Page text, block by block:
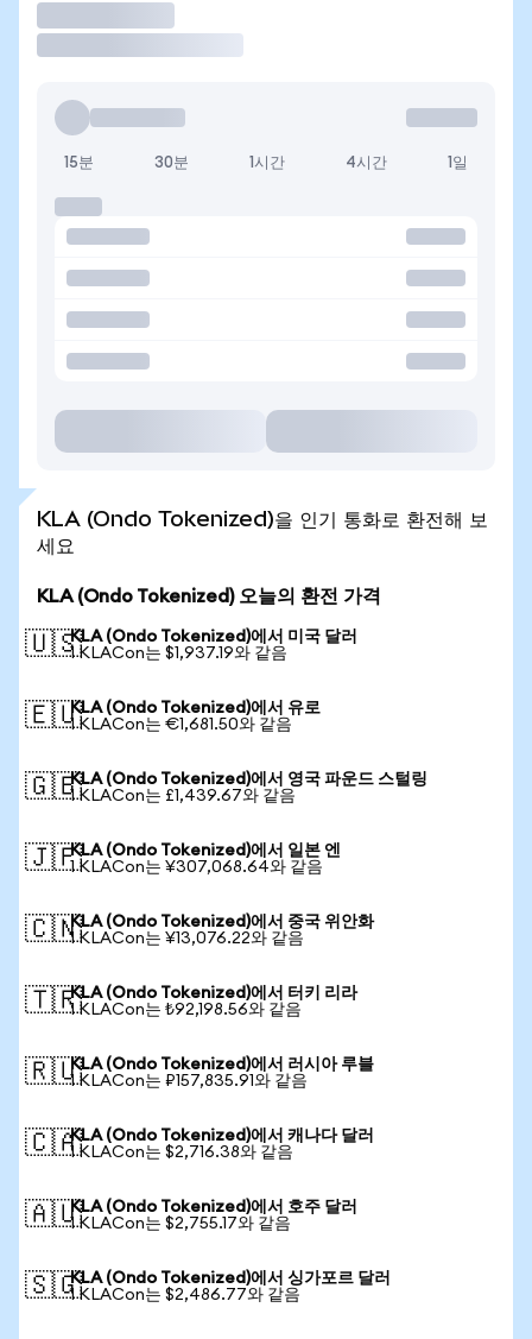
15분 30분 1시간 4시간 1일
KLA (Ondo Tokenized)을 인기 통화로 환전해 보
세요
KLA (Ondo Tokenized) 오늘의 환전 가격
🇺🇸KLA (Ondo Tokenized)에서 미국 달러
1 KLACon는 $1,937.19와 같음
🇪🇺KLA (Ondo Tokenized)에서 유로
1 KLACon는 €1,681.50와 같음
🇬🇧KLA (Ondo Tokenized)에서 영국 파운드 스털링
1 KLACon는 £1,439.67와 같음
🇯🇵KLA (Ondo Tokenized)에서 일본 엔
1 KLACon는 ¥307,068.64와 같음
🇨🇳KLA (Ondo Tokenized)에서 중국 위안화
1 KLACon는 ¥13,076.22와 같음
🇹🇷KLA (Ondo Tokenized)에서 터키 리라
1 KLACon는 ₺92,198.56와 같음
🇷🇺KLA (Ondo Tokenized)에서 러시아 루블
1 KLACon는 ₽157,835.91와 같음
🇨🇦KLA (Ondo Tokenized)에서 캐나다 달러
1 KLACon는 $2,716.38와 같음
🇦🇺KLA (Ondo Tokenized)에서 호주 달러
1 KLACon는 $2,755.17와 같음
🇸🇬KLA (Ondo Tokenized)에서 싱가포르 달러
1 KLACon는 $2,486.77와 같음